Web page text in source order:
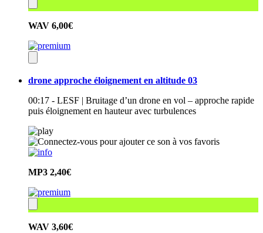
WAV 6,00€
drone approche éloignement en altitude 03
00:17 - LESF | Bruitage d’un drone en vol – approche rapide
puis éloignement en hauteur avec turbulences
MP3 2,40€
WAV 3,60€